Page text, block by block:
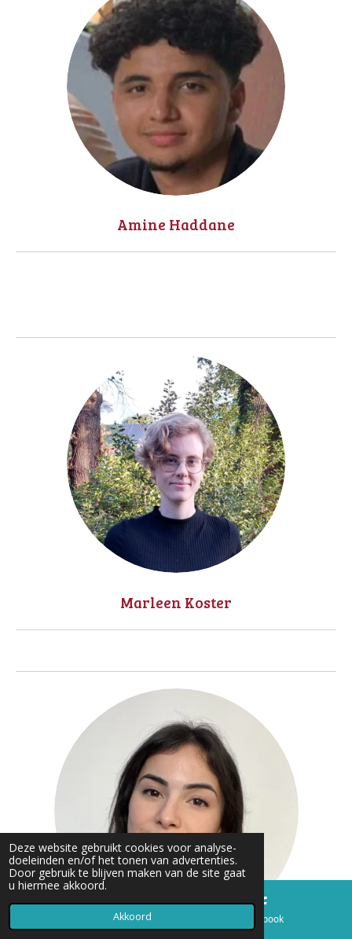
Deze website gebruikt cookies voor analyse-
doeleinden en/of het tonen van advertenties.
Door gebruik te blijven maken van de site gaat
u hiermee akkoord.
Akkoord
Amine Haddane
Marleen Koster
E-mailadres Facebook